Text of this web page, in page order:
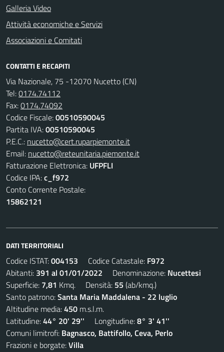
Galleria Video
Attività economiche e Servizi
Associazioni e Comitati
CONTATTI E RECAPITI
Via Nazionale, 75 -12070 Nucetto (CN)
Tel:0174.74112
Fax:0174.74092
Codice Fiscale:00510590045
Partita IVA:00510590045
P.E.C.: nucetto@cert.ruparpiemonte.it
Email: nucetto@reteunitaria.piemonte.it
Fatturazione Elettronica: UFPFLI
Codice IPA:c_f972
Conto Corrente Postale:
15862121
DATI TERRITORIALI
Codice ISTAT:004153 Codice Catastale: F972
Abitanti: 391 al 01/01/2022 Denominazione: Nucettesi
Superficie: 7,81 Kmq. Densità: 55 (ab/kmq.)
Santo patrono:Santa Maria Maddalena - 22 luglio
Altitudine media:450 m.s.l.m.
Latitudine:44° 20' 29'' Longitudine:8° 3' 41''
Comuni limitrofi: Bagnasco, Battifollo, Ceva, Perlo
Frazioni e borgate:Villa